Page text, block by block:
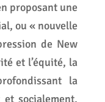
proposant une
ou « nouvelle
de New
et l’équité, la
la
et socialement,